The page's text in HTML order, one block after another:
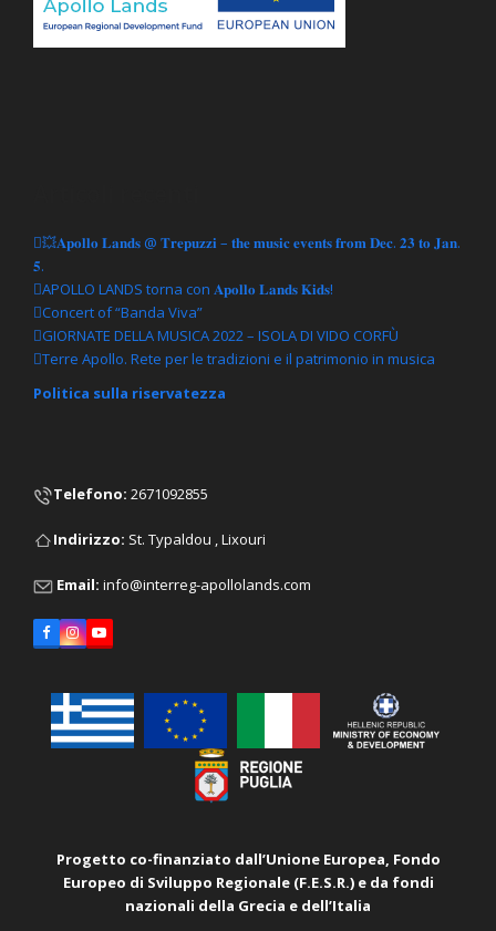
💥𝐀𝐩𝐨𝐥𝐥𝐨 𝐋𝐚𝐧𝐝𝐬 @ 𝐓𝐫𝐞𝐩𝐮𝐳𝐳𝐢 – 𝐭𝐡𝐞 𝐦𝐮𝐬𝐢𝐜 𝐞𝐯𝐞𝐧𝐭𝐬 𝐟𝐫𝐨𝐦 𝐃𝐞𝐜. 𝟐𝟑 𝐭𝐨 𝐉𝐚𝐧.
𝟓.
APOLLO LANDS torna con 𝐀𝐩𝐨𝐥𝐥𝐨 𝐋𝐚𝐧𝐝𝐬 𝐊𝐢𝐝𝐬!
Concert of “Banda Viva”
GIORNATE DELLA MUSICA 2022 – ISOLA DI VIDO CORFÙ
Terre Apollo. Rete per le tradizioni e il patrimonio in musica
Politica sulla riservatezza
Telefono: 2671092855
Ιndirizzo: St. Typaldou , Lixouri
Email: info@interreg-apollolands.com
Facebook
Instagram
YouTube
Progetto co-finanziato dall’Unione Europea, Fondo
Europeo di Sviluppo Regionale (F.E.S.R.) e da fondi
nazionali della Grecia e dell’Italia